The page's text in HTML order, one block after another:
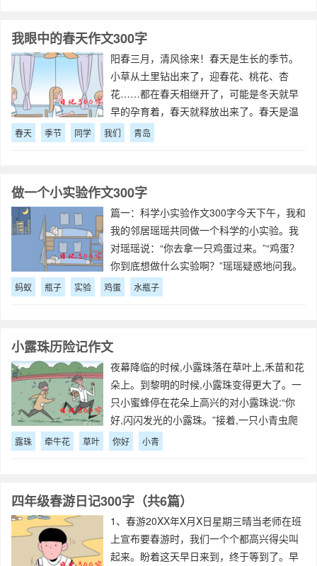
我眼中的春天作文300字
阳春三月，清风徐来！春天是生长的季节。
小草从土里钻出来了，迎春花、桃花、杏
花……都在春天相继开了，可能是冬天就早
早的孕育着，春天就释放出来了。春天是温
暖的季节。因为春天渐渐变暖和了，但青岛
的春天本身就不是很冷，随着升温，青岛的
春天 季节 同学 我们 青岛
做一个小实验作文300字
篇一：科学小实验作文300字今天下午，我和
我的邻居瑶瑶共同做一个科学的小实验。我
对瑶瑶说：“你去拿一只鸡蛋过来。”“鸡蛋？
你到底想做什么实验啊？”瑶瑶疑惑地问我。
我神秘地一笑，说：“待会你就知道了。”我把
一个盛了一大缸水的鱼缸放在桌子上，然后
蚂蚁 瓶子 实验 鸡蛋 水瓶子
小露珠历险记作文
夜幕降临的时候,小露珠落在草叶上,禾苗和花
朵上。到黎明的时候,小露珠变得更大了。一
只小蜜蜂停在花朵上高兴的对小露珠说:“你
好,闪闪发光的小露珠。”接着,一只小青虫爬
到草叶上对小露珠说:“你好,银光闪闪的小露
珠。”最后,一只小青蛙对小露珠说:“你好,静音
露珠 牵牛花 草叶 你好 小青
四年级春游日记300字（共6篇）
1、春游20XX年X月X日星期三晴当老师在班
上宣布要春游时，我们一个个都高兴得尖叫
起来。盼着这天早日来到，终于等到了。早